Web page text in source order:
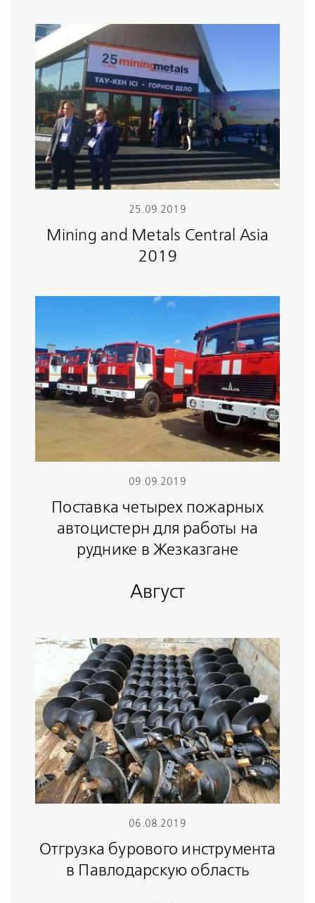
25.09.2019
Mining and Metals Central Asia
2019
09.09.2019
Поставка четырех пожарных
автоцистерн для работы на
руднике в Жезказгане
Август
06.08.2019
Отгрузка бурового инструмента
в Павлодарскую область